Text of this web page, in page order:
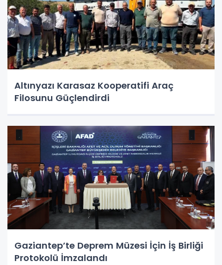
Altınyazı Karasaz Kooperatifi Araç
Filosunu Güçlendirdi
Gaziantep’te Deprem Müzesi İçin İş Birliği
Protokolü İmzalandı